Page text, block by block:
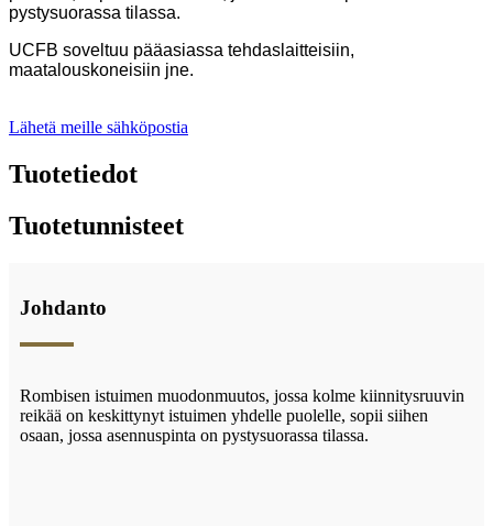
pystysuorassa tilassa.
UCFB soveltuu pääasiassa tehdaslaitteisiin,
maatalouskoneisiin jne.
Lähetä meille sähköpostia
Tuotetiedot
Tuotetunnisteet
Johdanto
Rombisen istuimen muodonmuutos, jossa kolme kiinnitysruuvin
reikää on keskittynyt istuimen yhdelle puolelle, sopii siihen
osaan, jossa asennuspinta on pystysuorassa tilassa.